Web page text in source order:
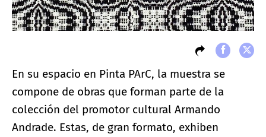
En su espacio en Pinta PArC, la muestra se
compone de obras que forman parte de la
colección del promotor cultural Armando
Andrade. Estas, de gran formato, exhiben